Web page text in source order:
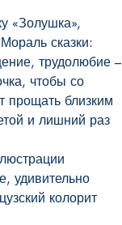
«Золушка»,
сказки:
трудолюбие –
чтобы со
прощать близким
и лишний раз
удивительно
колорит